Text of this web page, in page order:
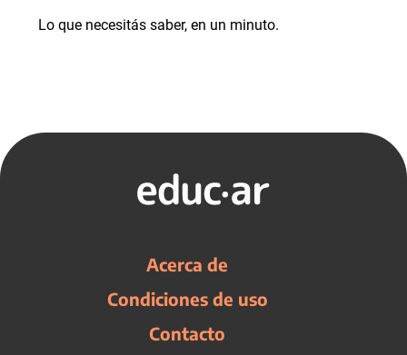
Lo que necesitás saber, en un minuto.
Acerca de
Condiciones de uso
Contacto